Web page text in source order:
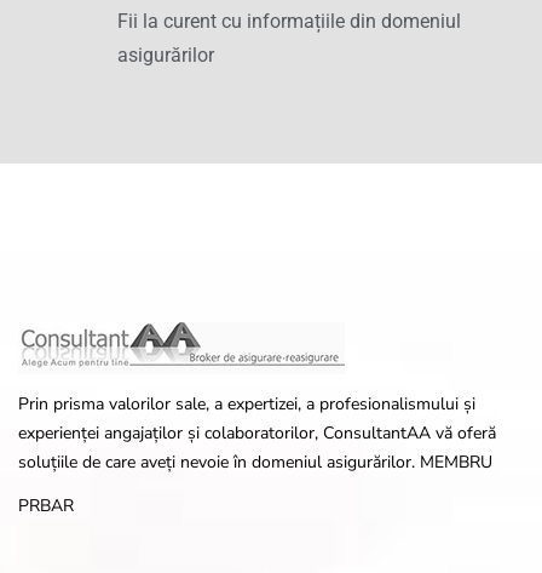
Fii la curent cu informațiile din domeniul
asigurărilor
Prin prisma valorilor sale, a expertizei, a profesionalismului și
experienței angajaților și colaboratorilor, ConsultantAA vă oferă
soluțiile de care aveți nevoie în domeniul asigurărilor. MEMBRU
PRBAR